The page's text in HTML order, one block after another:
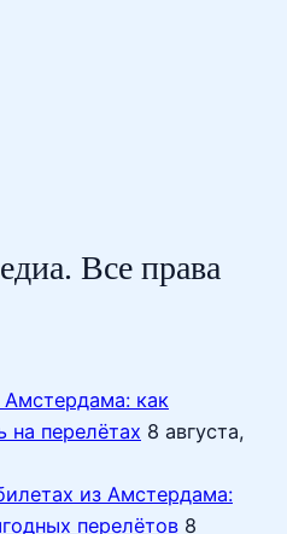
Все права
как
на перелётах 8 августа,
из Амстердама:
перелётов 8